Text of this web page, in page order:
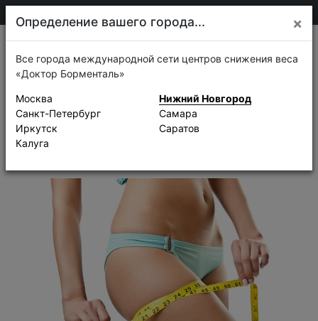
Тело Записаться
Интралипотерапия
Акваликс (Aqualyx)
Определение вашего города... ×
Все города международной сети центров снижения веса
«Доктор Борменталь»
Москва
Санкт-Петербург
Иркутск
Калуга
Нижний Новгород
Самара
Саратов